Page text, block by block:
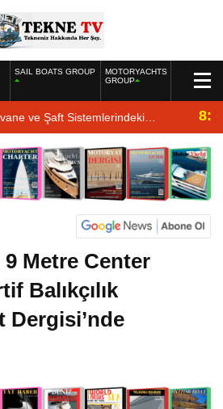
SAIL BOATS GROUP
MOTORYACHTS
GROUP
ve Şaft Sistemlerindeki
Metre Center
Balıkçılık
Dergisi’nde